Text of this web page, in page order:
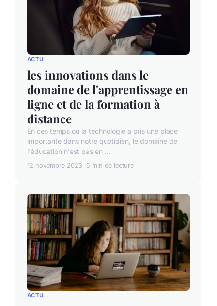
ACTU
les innovations dans le
domaine de l'apprentissage en
ligne et de la formation à
distance
En ces temps où la technologie a pris une place
importante dans notre quotidien, le domaine de
l'éducation n'est pas en ...
12 novembre 2023 5 min de lecture
ACTU